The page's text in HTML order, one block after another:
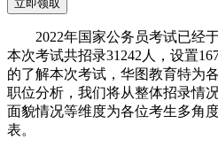
2022年国家公务员考试已经
本次考试共招录31242人，设置
的了解本次考试，华图教育特为
职位分析，我们将从整体招录情
面貌情况等维度为各位考生多角
表。